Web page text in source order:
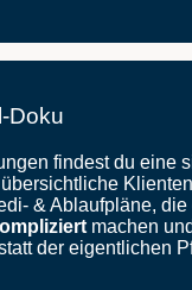
Doku
findest du eine
& Ablaufpläne, die
machen
der eigentlichen